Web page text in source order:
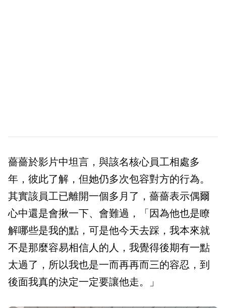
薔薔於影片中坦言，與該名核心員工相處多
年，彼此了解，但她仍多次包容對方的行為。
其實該員工已離開一個多月了，薔薔表示偶爾
心中還是會揪一下、會難過，「因為他也是瞭
解哪些是我的點，可是他今天去踩，我本來就
不是那麼容易相信人的人，我覺得後期有一點
太過了，所以我也是一而再再而三的容忍，到
後面我真的決定一定要讓他走。」